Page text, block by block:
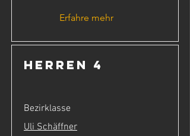
Erfahre mehr
Herren 4
Bezirklasse
Uli Schäffner